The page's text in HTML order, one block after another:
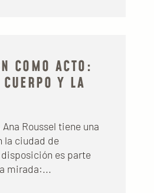
COMO ACTO:
Y LA
Roussel tiene una
la ciudad de
disposición es parte
mirada:...